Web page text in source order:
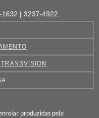
| 3237-4922
produzidas pela